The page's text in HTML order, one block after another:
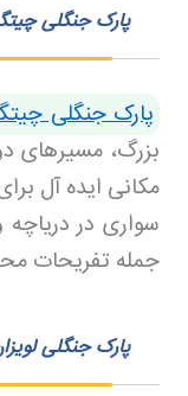
پارک جنگلی
پارک جنگلی
بزرگ، مسیرهای
مکانی ایده آل
سواری در دریاچه
جمله تفریحات
پارک جنگلی